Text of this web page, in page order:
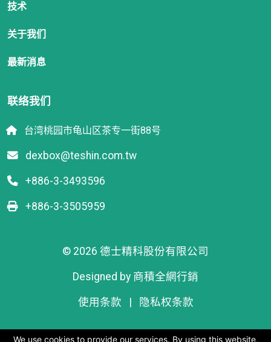
技术
关于我们
最新消息
联络我们
台湾桃园市龟山区茶专一街88号
dexbox@teshin.com.tw
+886-3-3493596
+886-3-3505959
© 2026 德士精科股份有限公司
Designed by 商積全網行銷
使用条款 隐私权条款
We use cookies to provide our services. By using this website,
We use cookies to provide our services. By using this website,